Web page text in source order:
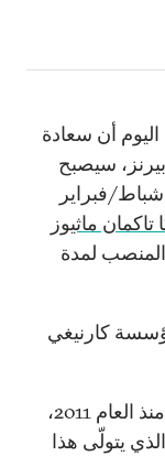
أن سعادة
سيصبح
الرئيس المُقبل للمؤسسة اعتباراً من 4 شباط/فبراير
ماثيوز
لمدة
كارنيغي
شغل بيرنز منصب نائب وزير الخارجية منذ العام 2011،
يتولّى هذا